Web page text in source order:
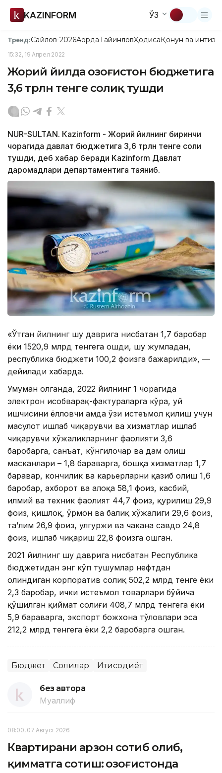
KAZINFORM ЎЗ
Тренд:Сайлов-2026АқордаТайинловҲодисаҚонун ва
15:32, 19 Апрел 2022
Жорий йилда Қозоғистон бюджетига
3,6 трлн тенге солиқ тушди
NUR-SULTAN. Кazinform - Жорий йилнинг биринчи
чорагида давлат бюджетига 3,6 трлн тенге солиқ
тушди, деб хабар беради Kazinform Давлат
даромадлари департаментига таяниб.
«Ўтган йилнинг шу даврига нисбатан 1,7 баробар
ёки 1520,9 млрд тенгега ошди, шу жумладан,
республика бюджети 100,2 фоизга бажарилди», —
дейилади хабарда.
Умуман олганда, 2022 йилнинг 1 чорагида
электрон ҳисобварақ-фактураларга кўра, уй
ишчисини ёлловчи ҳамда ўзи истеъмол қилиш учун
маҳсулот ишлаб чиқарувчи ва хизматлар ишлаб
чиқарувчи хўжаликларнинг фаолияти 3,6
баробарга, санъат, кўнгилочар ва дам олиш
масканлари – 1,8 бараварга, бошқа хизматлар 1,7
баравар, кончилик ва карьерларни қазиб олиш 1,6
баробар, ахборот ва алоқа 58,1 фоиз, касбий,
илмий ва техник фаолият 44,7 фоиз, қурилиш 29,9
фоиз, қишлоқ, ўрмон ва балиқ хўжалиги 29,6 фоиз,
та’лим 26,9 фоиз, улгуржи ва чакана савдо 24,8
фоиз, ишлаб чиқариш 22,8 фоизга ошган.
2021 йилнинг шу даврига нисбатан Республика
бюджетидан энг кўп тушумлар нефтдан
олиндиган корпоратив солиқ 502,2 млрд тенге ёки
2,3 баробар, ички истеъмол товарлари бўйича
қўшилган қиймат солиғи 408,7 млрд тенгега ёки
5,9 бараварга, экспорт божхона тўловлари эса
212,2 млрд тенгега ёки 2,2 баробарга ошган.
Бюджет Солиқлар Иқтисодиёт
без автора
Муаллиф
08:00, 07 Август 2026
Квартирани арзон сотиб олиб,
қимматга сотиш: Қозоғистонда